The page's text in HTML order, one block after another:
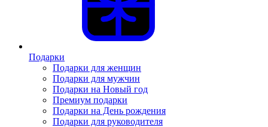
Подарки
Подарки для женщин
Подарки для мужчин
Подарки на Новый год
Премиум подарки
Подарки на День рождения
Подарки для руководителя